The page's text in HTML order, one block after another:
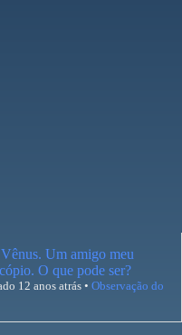
Um amigo meu
O que pode ser?
12 anos atrás• Observação do